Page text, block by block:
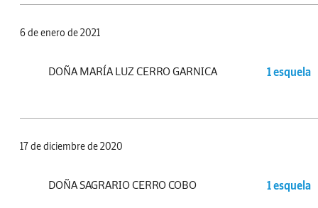
6 de enero de 2021
DOÑA MARÍA LUZ CERRO GARNICA 1 esquela
17 de diciembre de 2020
DOÑA SAGRARIO CERRO COBO 1 esquela